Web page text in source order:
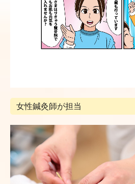
女性鍼灸師が担当